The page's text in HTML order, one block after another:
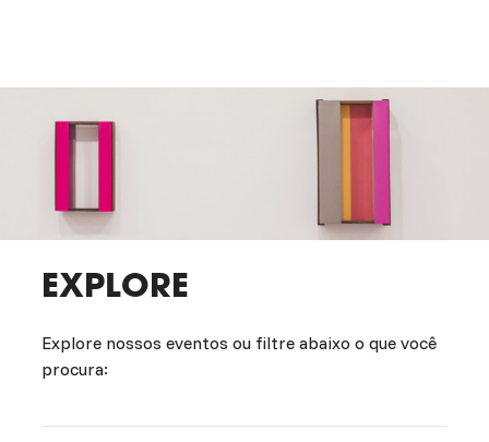
EXPLORE
Explore nossos eventos ou filtre abaixo o que você
procura: